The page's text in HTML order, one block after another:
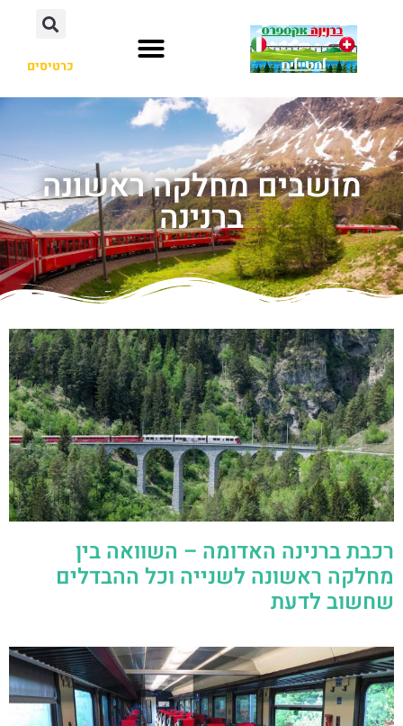
כרטיסים
מושבים מחלקה ראשונה
ברנינה
רכבת ברנינה האדומה – השוואה בין
מחלקה ראשונה לשנייה וכל ההבדלים
שחשוב לדעת